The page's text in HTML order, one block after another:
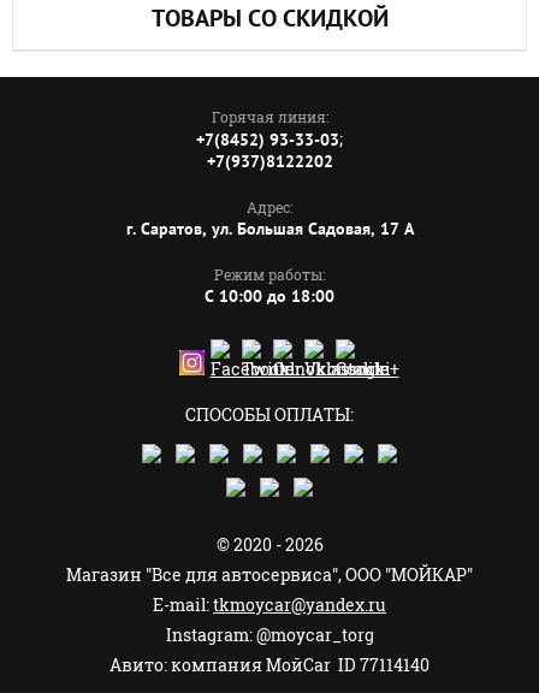
ТОВАРЫ СО СКИДКОЙ
Горячая линия:
+7(8452) 93-33-03;
+7(937)8122202
Адрес:
г. Саратов, ул. Большая Садовая, 17 А
Режим работы:
C 10:00 до 18:00
СПОСОБЫ ОПЛАТЫ:
© 2020 - 2026
Магазин "Все для автосервиса", ООО "МОЙКАР"
E-mail:tkmoycar@yandex.ru
Instagram: @moycar_torg
Авито: компания МойCar ID 77114140